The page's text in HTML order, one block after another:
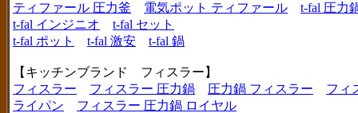
ティファール 圧力釜
電気ポット ティファール
t-fal 圧力
t-fal インジニオ
t-fal セット
t-fal ポット
t-fal 激安 t-fal 鍋
【キッチンブランド フィスラー】
フィスラー
フィスラー 圧力鍋 圧力鍋 フィスラー
フィ
ライパン
フィスラー 圧力鍋 ロイヤル